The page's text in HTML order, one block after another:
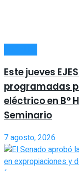
Este jueves
programadas
eléctrico en B°
Seminario
7 agosto, 2026